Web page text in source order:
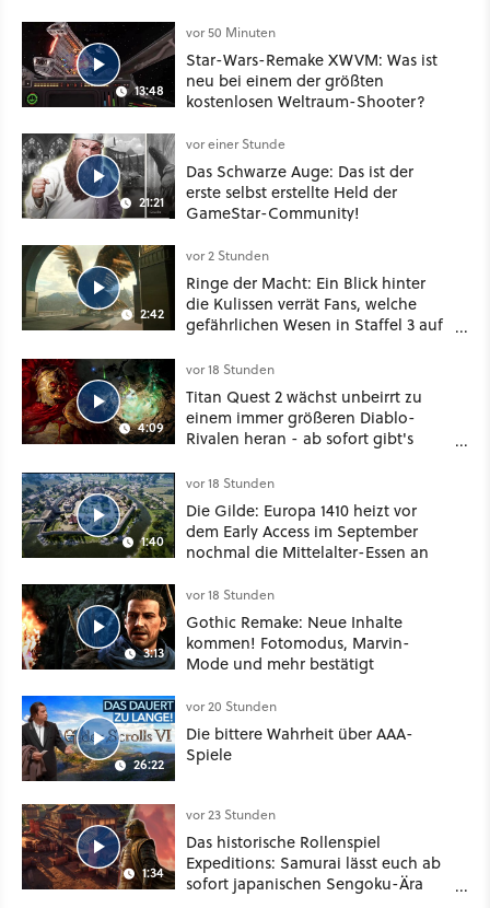
13:48
vor 50 Minuten
Star-Wars-Remake XWVM: Was ist
neu bei einem der größten
kostenlosen Weltraum-Shooter?
21:21
vor einer Stunde
Das Schwarze Auge: Das ist der
erste selbst erstellte Held der
GameStar-Community!
2:42
vor 2 Stunden
Ringe der Macht: Ein Blick hinter
die Kulissen verrät Fans, welche
gefährlichen Wesen in Staffel 3 auf
4:09
vor 18 Stunden
Titan Quest 2 wächst unbeirrt zu
einem immer größeren Diablo-
Rivalen heran - ab sofort gibt's
Klasse
1:40
vor 18 Stunden
Die Gilde: Europa 1410 heizt vor
dem Early Access im September
nochmal die Mittelalter-Essen an
3:13
vor 18 Stunden
Gothic Remake: Neue Inhalte
kommen! Fotomodus, Marvin-
Mode und mehr bestätigt
26:22
vor 20 Stunden
Die bittere Wahrheit über AAA-
Spiele
1:34
vor 23 Stunden
Das historische Rollenspiel
Expeditions: Samurai lässt euch ab
sofort japanischen Sengoku-Ära